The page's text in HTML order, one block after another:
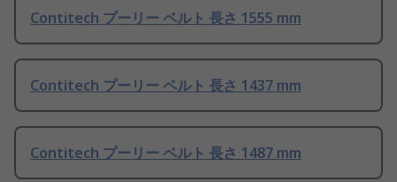
Contitech プーリー ベルト 長さ 1555 mm
Contitech プーリー ベルト 長さ 1437 mm
Contitech プーリー ベルト 長さ 1487 mm